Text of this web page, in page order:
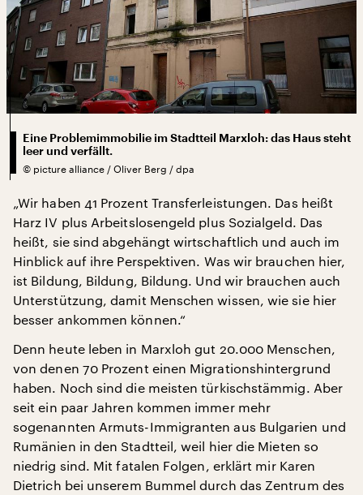
Eine Problemimmobilie im Stadtteil Marxloh: das Haus steht
leer und verfällt.
© picture alliance / Oliver Berg / dpa
„Wir haben 41 Prozent Transferleistungen. Das heißt
Harz IV plus Arbeitslosengeld plus Sozialgeld. Das
heißt, sie sind abgehängt wirtschaftlich und auch im
Hinblick auf ihre Perspektiven. Was wir brauchen hier,
ist Bildung, Bildung, Bildung. Und wir brauchen auch
Unterstützung, damit Menschen wissen, wie sie hier
besser ankommen können.“
Denn heute leben in Marxloh gut 20.000 Menschen,
von denen 70 Prozent einen Migrationshintergrund
haben. Noch sind die meisten türkischstämmig. Aber
seit ein paar Jahren kommen immer mehr
sogenannten Armuts-Immigranten aus Bulgarien und
Rumänien in den Stadtteil, weil hier die Mieten so
niedrig sind. Mit fatalen Folgen, erklärt mir Karen
Dietrich bei unserem Bummel durch das Zentrum des